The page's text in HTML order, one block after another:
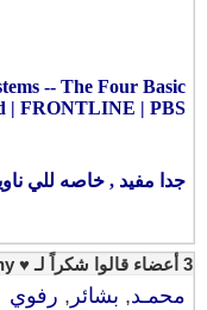
-- The Four Basic
| FRONTLINE | PBS
جدا مفيد , خاصه للي
محمـد,بشائر, رفوي